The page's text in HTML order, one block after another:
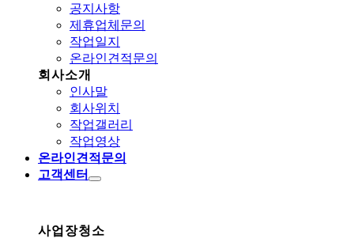
공지사항
제휴업체문의
작업일지
온라인견적문의
회사소개
인사말
회사위치
작업갤러리
작업영상
온라인견적문의
고객센터
사업장청소